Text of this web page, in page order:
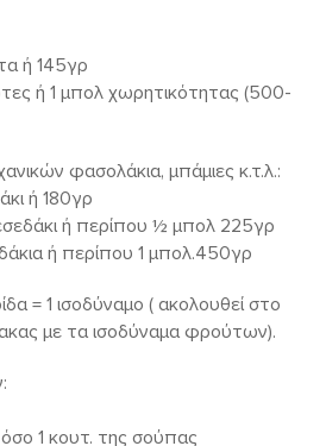
ή 145γρ
ή 1 μπολ χωρητικότητας (500-
φασολάκια, μπάμιες κ.τ.λ.:
ή 180γρ
ή περίπου ½ μπολ 225γρ
ή περίπου 1 μπολ.450γρ
= 1 ισοδύναμο ( ακολουθεί στο
με τα ισοδύναμα φρούτων).
όσο 1 κουτ. της σούπας